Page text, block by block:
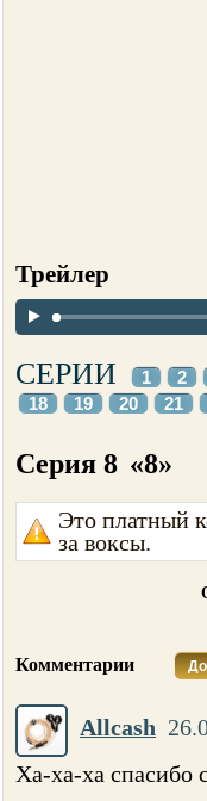
Трейлер
СЕРИИ 1
2
18
19 20 21
Серия 8 «8»
Это платный
за воксы.
Комментарии
Allcash
Ха-ха-ха спасибо